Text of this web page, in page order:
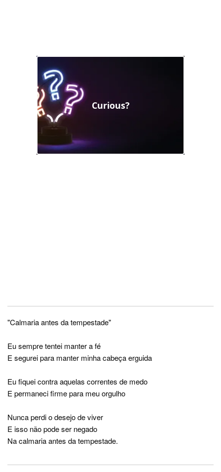
"Calmaria antes da tempestade"
Eu sempre tentei manter a fé
E segurei para manter minha cabeça erguida
Eu fiquei contra aquelas correntes de medo
E permaneci firme para meu orgulho
Nunca perdi o desejo de viver
E isso não pode ser negado
Na calmaria antes da tempestade.